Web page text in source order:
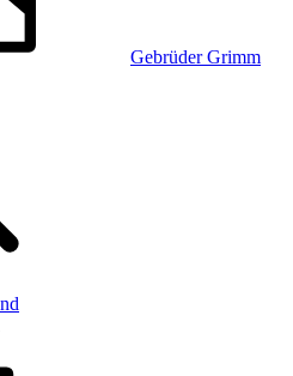
Gebrüder Grimm